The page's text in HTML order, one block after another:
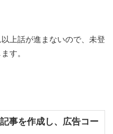
上話が進まないので、未登
す。
事を作成し、広告コー